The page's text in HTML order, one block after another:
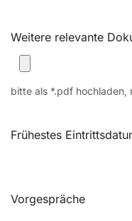
Weitere relevante
bitte als *.pdf hochladen,
Frühestes
Vorgespräche